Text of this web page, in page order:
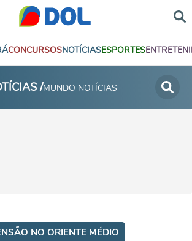
CONCURSOSNOTÍCIASESPORTES
/MUNDO NOTÍCIAS
NO ORIENTE MÉDIO